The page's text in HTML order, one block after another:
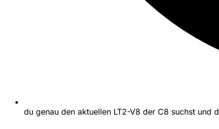
du genau den aktuellen LT2-V8 der C8 suchst und